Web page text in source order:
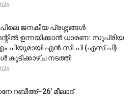
ജനകീയ പ്രശ്നങ്ങൾ
ഉന്നയിക്കാൻ ധാരണ: സുപ്രിയ
എൻ.സി.പി (എസ്.പി)
കൂടിക്കാഴ്ച നടത്തി
റബീഅ്–26’ മീലാദ്